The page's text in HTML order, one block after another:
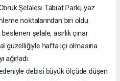
Şelalesi Tabiat Parkı, yaz
noktalarından biri oldu.
şelale, asırlık çınar
güzelliğiyle hafta içi olmasına
debisi büyük ölçüde düşen